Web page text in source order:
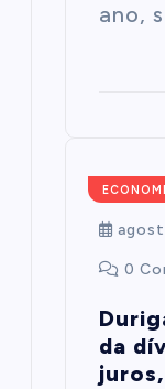
ano,
Mairim
0
da